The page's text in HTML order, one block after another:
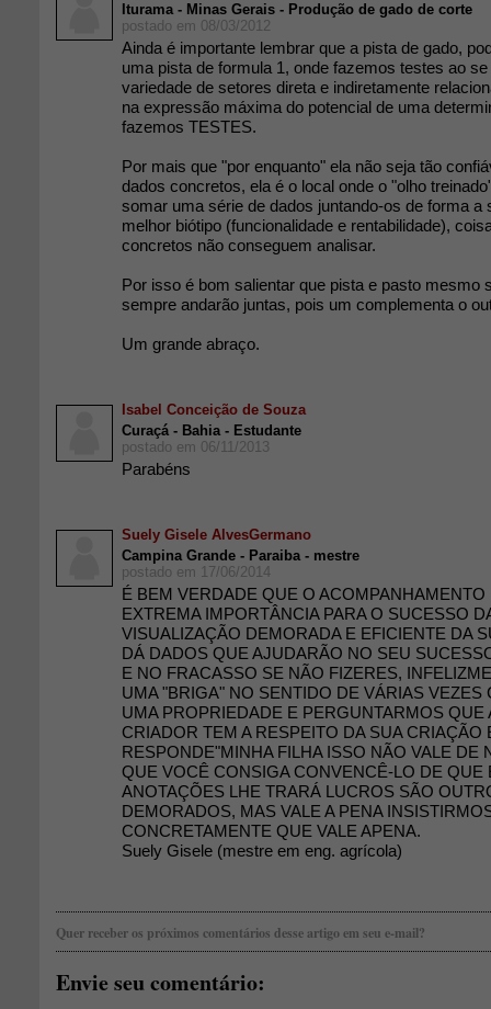
Iturama - Minas Gerais - Produção de gado de corte
postado em 08/03/2012
Ainda é importante lembrar que a pista de gado,
uma pista de formula 1, onde fazemos testes ao
variedade de setores direta e indiretamente
na expressão máxima do potencial de uma
fazemos TESTES.
Por mais que "por enquanto" ela não seja tão
dados concretos, ela é o local onde o "olho
somar uma série de dados juntando-os de forma a
melhor biótipo (funcionalidade e rentabilidade),
concretos não conseguem analisar.
Por isso é bom salientar que pista e pasto mesmo
sempre andarão juntas, pois um complementa o
Um grande abraço.
Isabel Conceição de Souza
Curaçá - Bahia - Estudante
postado em 06/11/2013
Parabéns
Suely Gisele AlvesGermano
Campina Grande - Paraiba - mestre
postado em 17/06/2014
É BEM VERDADE QUE O
EXTREMA IMPORTÂNCIA PARA O SUCESSO
VISUALIZAÇÃO DEMORADA E EFICIENTE DA
DÁ DADOS QUE AJUDARÃO NO SEU
E NO FRACASSO SE NÃO FIZERES,
UMA "BRIGA" NO SENTIDO DE VÁRIAS VEZES
UMA PROPRIEDADE E PERGUNTARMOS QUE
CRIADOR TEM A RESPEITO DA SUA CRIAÇÃO
RESPONDE"MINHA FILHA ISSO NÃO VALE DE
QUE VOCÊ CONSIGA CONVENCÊ-LO DE QUE
ANOTAÇÕES LHE TRARÁ LUCROS SÃO
DEMORADOS, MAS VALE A PENA
CONCRETAMENTE QUE VALE APENA.
Suely Gisele (mestre em eng. agrícola)
Quer receber os próximos comentários desse artigo em seu e-mail?
Envie seu comentário: